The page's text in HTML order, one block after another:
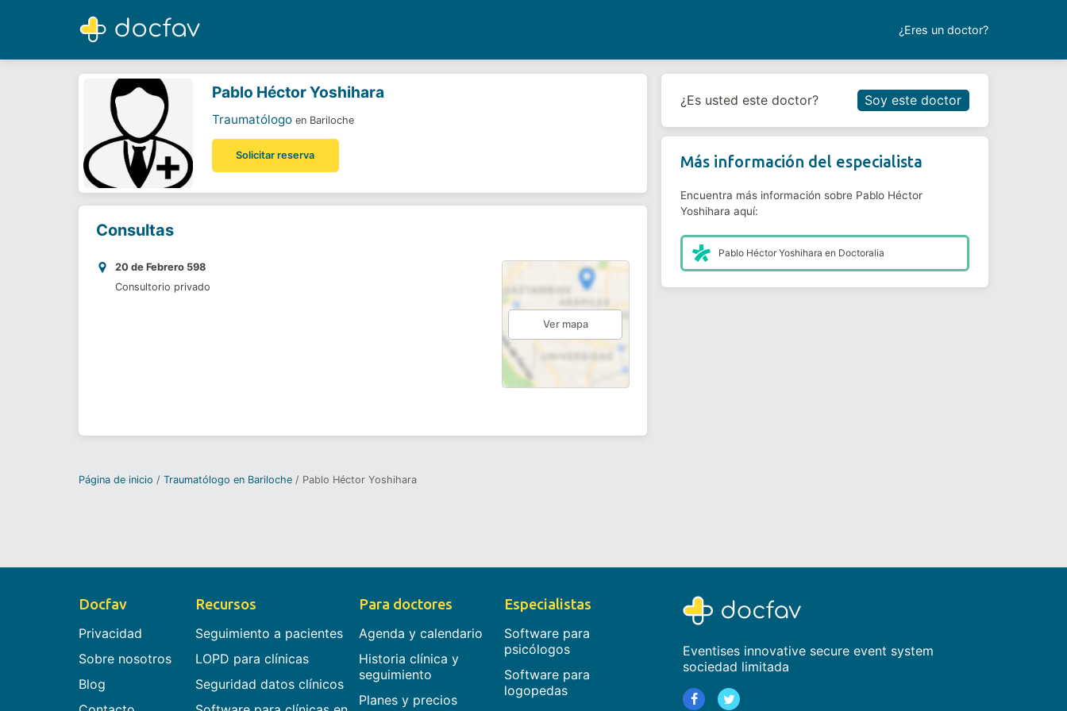
¿Eres un doctor?
Pablo Héctor Yoshihara
Traumatólogo
Reservar cita
Pablo Héctor Yoshihara
Traumatólogo en Bariloche
Solicitar reserva
Consultas
20 de Febrero 598
Consultorio privado
Ver mapa
¿Es usted este doctor? Soy este doctor
Más información del especialista
Encuentra más información sobre Pablo Héctor
Yoshihara aquí:
Pablo Héctor Yoshihara en Doctoralia
Página de inicio Traumatólogo en Bariloche Pablo Héctor Yoshihara
Docfav
Privacidad
Sobre nosotros
Blog
Recursos
Seguimiento a pacientes
LOPD para clínicas
Seguridad datos clínicos
Para doctores
Agenda y calendario
Historia clínica y
seguimiento
Planes y precios
Especialistas
Software para
psicólogos
Software para
logopedas
Eventises innovative secure event system
sociedad limitada